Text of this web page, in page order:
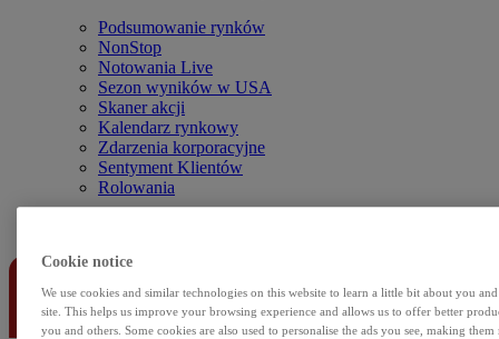
Podsumowanie rynków
NonStop
Notowania Live
Sezon wyników w USA
Skaner akcji
Kalendarz rynkowy
Zdarzenia korporacyjne
Sentyment Klientów
Rolowania
Cookie notice
We use cookies and similar technologies on this website to learn a little bit about you
site. This helps us improve your browsing experience and allows us to offer better
you and others. Some cookies are also used to personalise the ads you see, making